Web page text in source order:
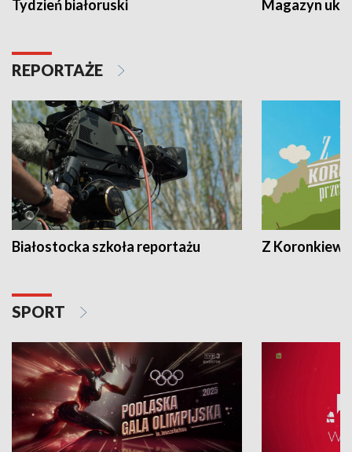
Tydzień białoruski Magazyn
REPORTAŻE
Białostocka szkoła reportażu Z
SPORT